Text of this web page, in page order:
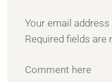
Your email
Required fields are